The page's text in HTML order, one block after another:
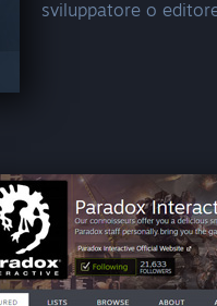
sviluppatore o